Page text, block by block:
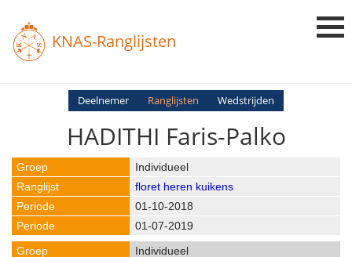
KNAS-Ranglijsten
Login
Ranglijsten
Deelnemer Ranglijsten Wedstrijden
HADITHI Faris-Palko
Individueel
floret heren kuikens
01-10-2018
01-07-2019
Individueel